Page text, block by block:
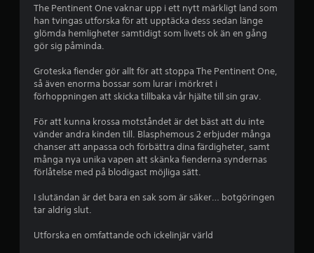
r
a
v
f
e
m
b
a
t
t
a
n
ä
n
d
b
e
r
ö
r
n
g
k
The Pentinent One vaknar upp i ett nytt märkligt land som
han tvingas utforska för att upptäcka dess sedan länge
glömda hemligheter samtidigt som livets ok än en gång
gör sig påminda.
Groteska fiender gör allt för att stoppa The Pentinent One,
så även enorma bossar som lurar i mörkret i
förhoppningen att skicka tillbaka vår hjälte till sin grav.
För att kunna krossa motståndet är det bäst att du inte
vänder andra kinden till. Blasphemous 2 erbjuder många
chanser att anpassa och förbättra dina färdigheter, samt
många nya unika vapen att skänka fienderna syndernas
förlåtelse med på blodigast möjliga sätt.
I slutändan är det bara en sak som är säker… botgöringen
tar aldrig slut.
Utforska en omfattande och ickelinjär värld